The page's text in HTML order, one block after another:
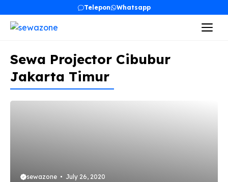
content
Telepon Whatsapp
Sewa Projector Cibubur
Jakarta Timur
sewazone July 26, 2020